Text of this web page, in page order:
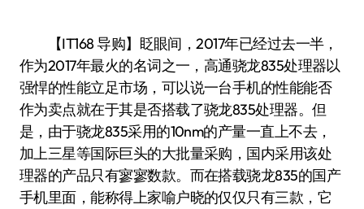
【IT168 导购】眨眼间，2017年已经过去一半，
作为2017年最火的名词之一，高通骁龙835处理器以
强悍的性能立足市场，可以说一台手机的性能能否
作为卖点就在于其是否搭载了骁龙835处理器。但
是，由于骁龙835采用的10nm的产量一直上不去，
加上三星等国际巨头的大批量采购，国内采用该处
理器的产品只有寥寥数款。而在搭载骁龙835的国产
手机里面，能称得上家喻户晓的仅仅只有三款，它